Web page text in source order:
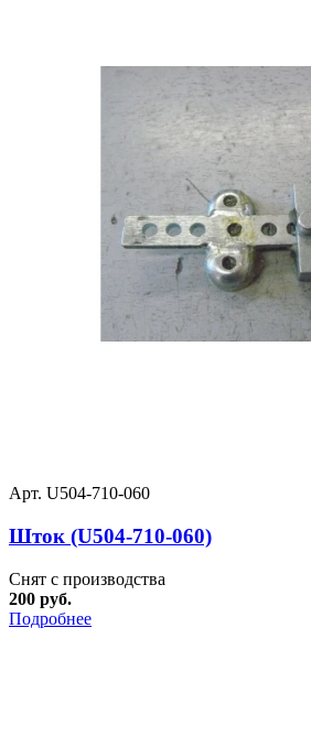
Арт. U504-710-060
Шток (U504-710-060)
Снят с производства
200 руб.
Подробнее